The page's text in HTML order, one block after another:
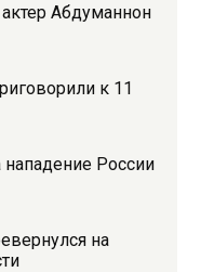
Абдуманнон
к 11
России
на